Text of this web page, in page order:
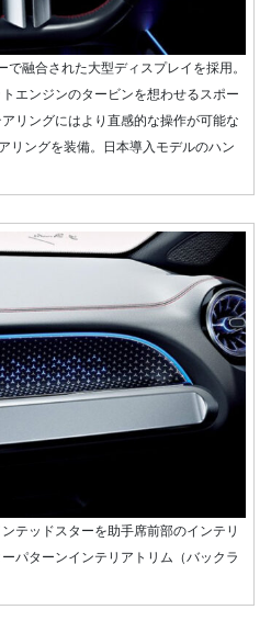
融合された大型ディスプレイを採用。
エンジンのタービンを想わせるスポー
リングにはより直感的な操作が可能な
リングを装備。日本導入モデルのハン
テッドスターを助手席前部のインテリ
パターンインテリアトリム（バックラ